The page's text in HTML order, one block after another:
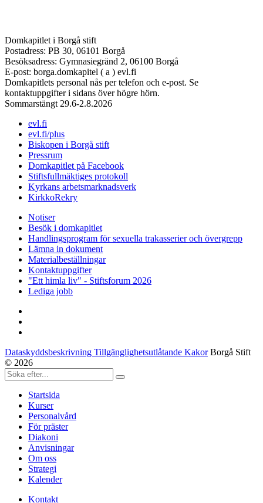
Domkapitlet i Borgå stift
Postadress: PB 30, 06101 Borgå
Besöksadress: Gymnasiegränd 2, 06100 Borgå
E-post: borga.domkapitel ( a ) evl.fi
Domkapitlets personal nås per telefon och e-post. Se
kontaktuppgifter i sidans över högre hörn.
Sommarstängt 29.6-2.8.2026
evl.fi
evl.fi/plus
Biskopen i Borgå stift
Pressrum
Domkapitlet på Facebook
Stiftsfullmäktiges protokoll
Kyrkans arbetsmarknadsverk
KirkkoRekry
Notiser
Besök i domkapitlet
Handlingsprogram för sexuella trakasserier och övergrepp
Lämna in dokument
Materialbeställningar
Kontaktuppgifter
"Ett himla liv" - Stiftsforum 2026
Lediga jobb
Dataskyddsbeskrivning Tillgänglighetsutlåtande Kakor Borgå Stift
© 2026
Startsida
Kurser
Personalvård
För präster
Diakoni
Anvisningar
Om oss
Strategi
Kalender
Kontakt